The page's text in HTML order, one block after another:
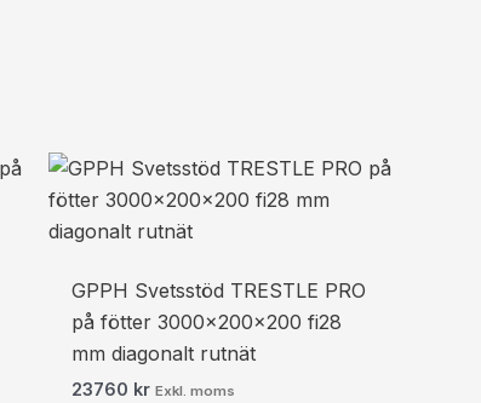
GPPH Svetsstöd TRESTLE PRO
på fötter 3000x200x200 fi28
mm diagonalt rutnät
23760 kr Exkl. moms